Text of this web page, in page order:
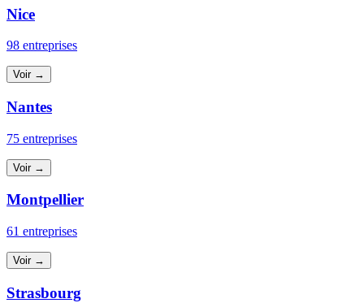
Nice
98 entreprises
Voir →
Nantes
75 entreprises
Voir →
Montpellier
61 entreprises
Voir →
Strasbourg